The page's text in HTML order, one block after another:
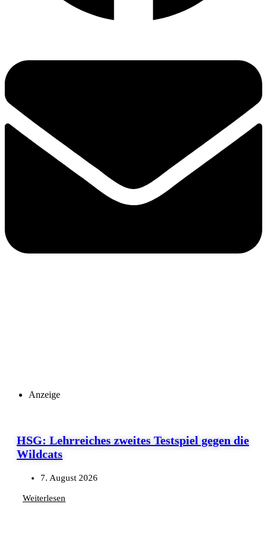
Anzeige
HSG: Lehrreiches zweites Testspiel gegen die
Wildcats
7. August 2026
Weiterlesen